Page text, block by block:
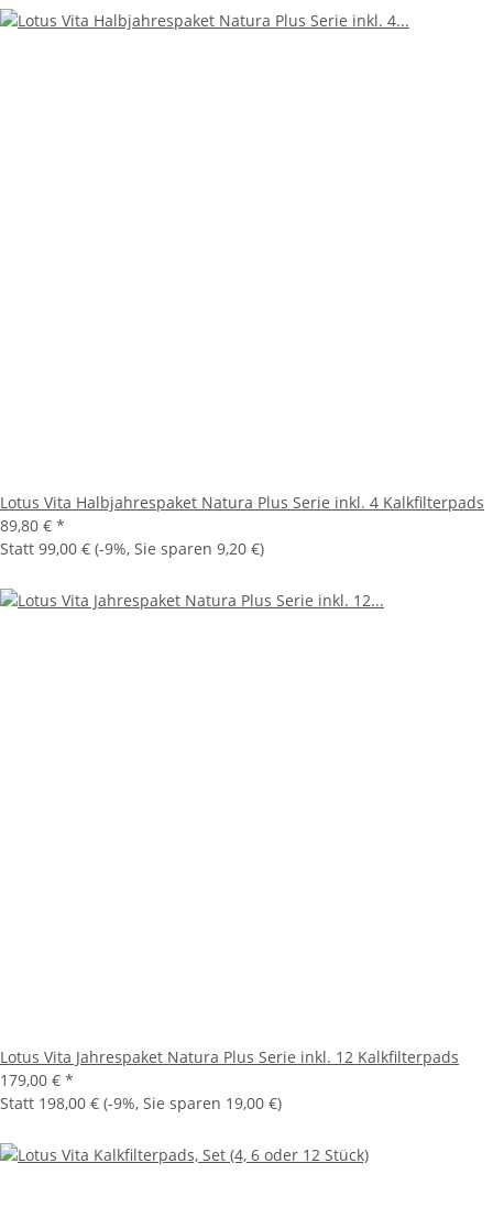
Lotus Vita Halbjahrespaket Natura Plus Serie inkl. 4 Kalkfilterpads
89,80 € *
Statt 99,00 € (-9%, Sie sparen 9,20 €)
Lotus Vita Jahrespaket Natura Plus Serie inkl. 12 Kalkfilterpads
179,00 € *
Statt 198,00 € (-9%, Sie sparen 19,00 €)